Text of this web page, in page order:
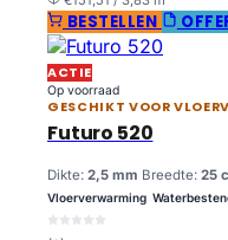
BESTELLEN
ACTIE
Op voorraad
GESCHIKT VOOR
Futuro 520
Dikte: 2,5 mm Breedte: 25
Vloerverwarming